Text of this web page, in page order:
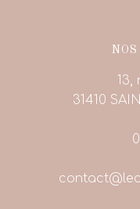
13,
31410